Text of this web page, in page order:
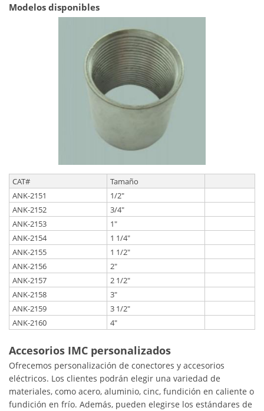
Modelos disponibles
CAT#
Tamaño
ANK-2151
1/2"
ANK-2152
3/4"
ANK-2153
1"
ANK-2154
1 1/4"
ANK-2155
1 1/2"
ANK-2156
2"
ANK-2157
2 1/2"
ANK-2158
3"
ANK-2159
3 1/2"
ANK-2160
4"
Accesorios IMC personalizados
Ofrecemos personalización de conectores y accesorios
eléctricos. Los clientes podrán elegir una variedad de
materiales, como acero, aluminio, cinc, fundición en caliente o
fundición en frío. Además, pueden elegirse los estándares de